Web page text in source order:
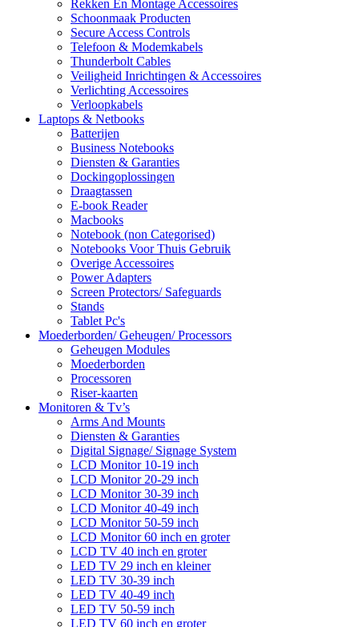
Rekken En Montage Accessoires
Schoonmaak Producten
Secure Access Controls
Telefoon & Modemkabels
Thunderbolt Cables
Veiligheid Inrichtingen & Accessoires
Verlichting Accessoires
Verloopkabels
Laptops & Netbooks
Batterijen
Business Notebooks
Diensten & Garanties
Dockingoplossingen
Draagtassen
E-book Reader
Macbooks
Notebook (non Categorised)
Notebooks Voor Thuis Gebruik
Overige Accessoires
Power Adapters
Screen Protectors/ Safeguards
Stands
Tablet Pc's
Moederborden/ Geheugen/ Processors
Geheugen Modules
Moederborden
Processoren
Riser-kaarten
Monitoren & Tv’s
Arms And Mounts
Diensten & Garanties
Digital Signage/ Signage System
LCD Monitor 10-19 inch
LCD Monitor 20-29 inch
LCD Monitor 30-39 inch
LCD Monitor 40-49 inch
LCD Monitor 50-59 inch
LCD Monitor 60 inch en groter
LCD TV 40 inch en groter
LED TV 29 inch en kleiner
LED TV 30-39 inch
LED TV 40-49 inch
LED TV 50-59 inch
LED TV 60 inch en groter